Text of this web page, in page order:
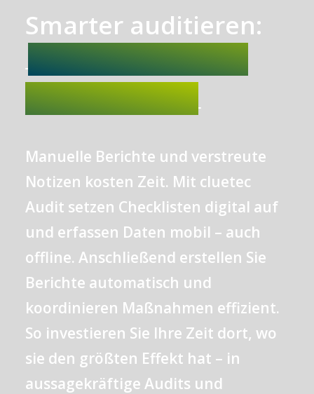
Smarter auditieren:
Manuelle Berichte und verstreute
Notizen kosten Zeit. Mit cluetec
Audit setzen Checklisten digital auf
und erfassen Daten mobil – auch
offline. Anschließend erstellen Sie
Berichte automatisch und
koordinieren Maßnahmen effizient.
So investieren Sie Ihre Zeit dort, wo
sie den größten Effekt hat – in
aussagekräftige Audits und